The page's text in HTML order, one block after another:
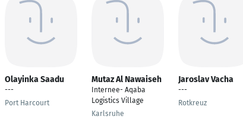
Olayinka Saadu
---
Port Harcourt
Mutaz Al Nawaiseh
Internee- Aqaba
Logistics Village
Karlsruhe
Jaroslav Vacha
---
Rotkreuz